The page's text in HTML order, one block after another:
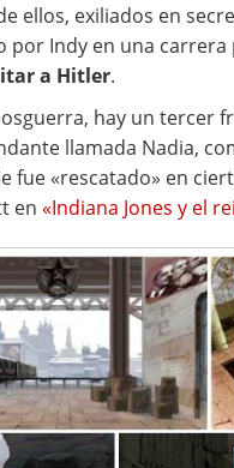
ellos, exiliados en
por Indy en una carrera
a Hitler.
hay un tercer
llamada Nadia,
fue «rescatado» en
en «Indiana Jones y el